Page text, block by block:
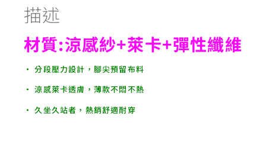
描述
材質:涼感紗+萊卡+彈性纖維
• 分段壓力設計，腳尖預留布料
• 涼感萊卡透膚，薄款不悶不熱
• 久坐久站者，熱銷舒適耐穿